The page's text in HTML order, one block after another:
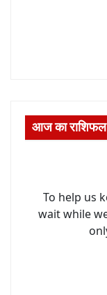
आज का राशिफल